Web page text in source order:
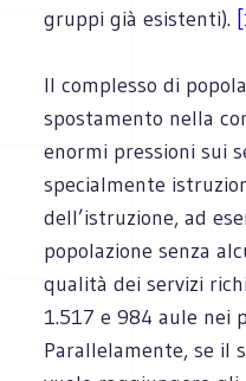
gruppi già esistenti).
Il complesso di
spostamento nella
enormi pressioni sui
specialmente
dell’istruzione, ad
popolazione senza
qualità dei servizi
1.517 e 984 aule nei
Parallelamente, se il